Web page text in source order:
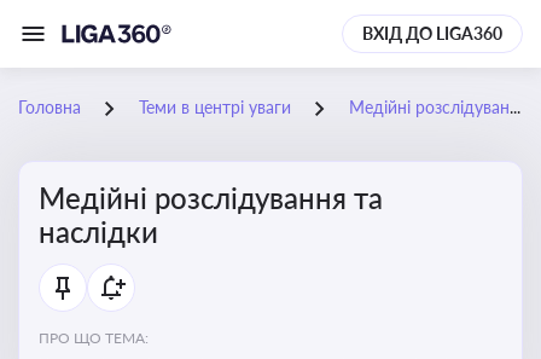
ВХІД ДО LIGA360
Головна Теми в центрі уваги Медійні розслідування та наслідки
Медійні розслідування та
наслідки
ПРО ЩО ТЕМА: